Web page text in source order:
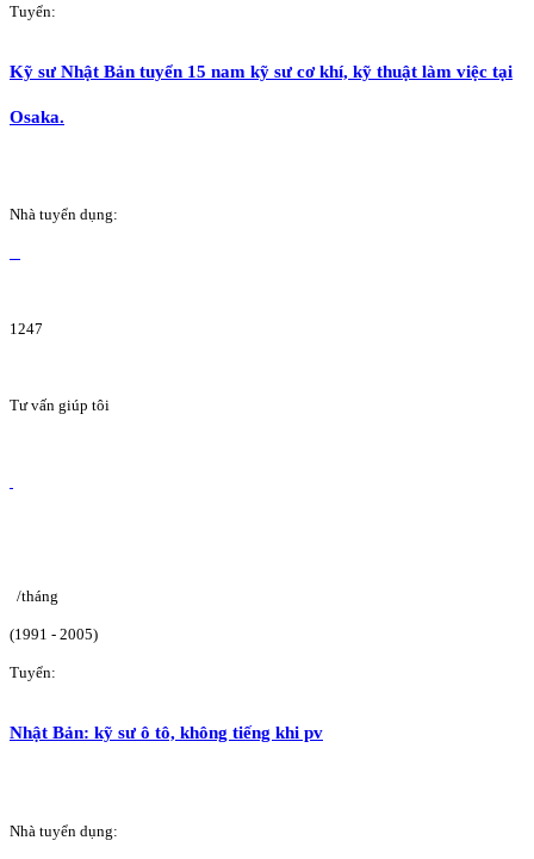
Tuyển:
Kỹ sư Nhật Bản tuyển 15 nam kỹ sư cơ khí, kỹ thuật làm việc tại
Osaka.
Nhà tuyển dụng:
1247
Tư vấn giúp tôi
/tháng
(1991 - 2005)
Tuyển:
Nhật Bản: kỹ sư ô tô, không tiếng khi pv
Nhà tuyển dụng: